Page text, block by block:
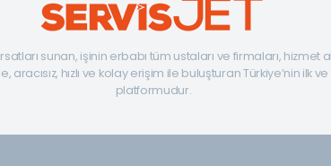
fırsatları sunan, işinin erbabı tüm ustaları ve firmaları, hizmet
aracısız, hızlı ve kolay erişim ile buluşturan Türkiye’nin ilk
platformudur.